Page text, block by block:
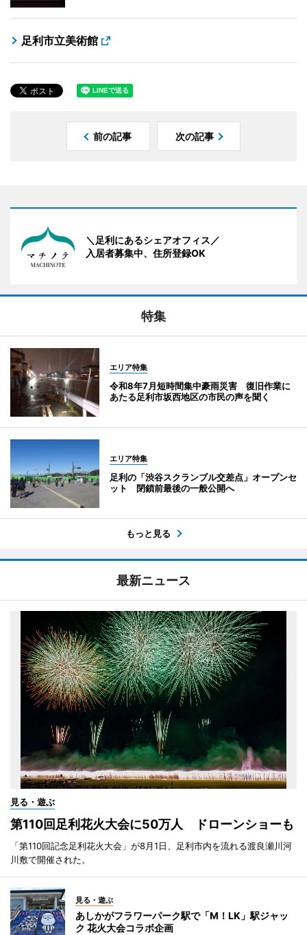
足利市立美術館
前の記事 次の記事
＼足利にあるシェアオフィス／
入居者募集中、住所登録OK
特集
エリア特集
令和8年7月短時間集中豪雨災害 復旧作業に
あたる足利市坂西地区の市民の声を聞く
エリア特集
足利の「渋谷スクランブル交差点」オープンセ
ット 閉鎖前最後の一般公開へ
もっと見る
最新ニュース
見る・遊ぶ
第110回足利花火大会に50万人 ドローンショーも
「第110回記念足利花火大会」が8月1日、足利市内を流れる渡良瀬川河
川敷で開催された。
見る・遊ぶ
あしかがフラワーパーク駅で「M！LK」駅ジャッ
ク 花火大会コラボ企画